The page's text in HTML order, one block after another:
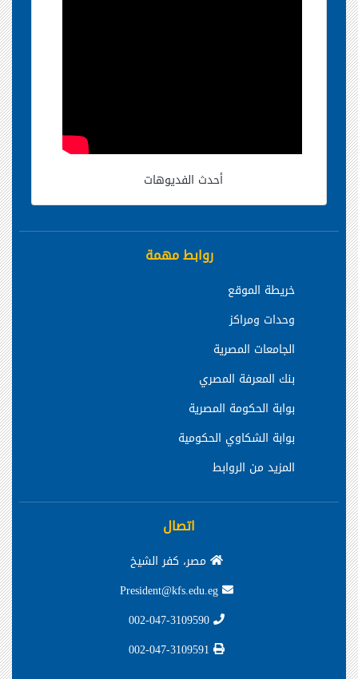
أحدث الفديوهات
روابط مهمة
خريطة الموقع
وحدات ومراكز
الجامعات المصرية
بنك المعرفة المصري
بوابة الحكومة المصرية
بوابة الشكاوي الحكومية
المزيد من الروابط
اتصال
مصر، كفر الشيخ